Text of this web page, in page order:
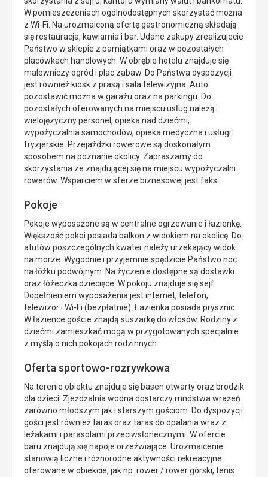
W pomieszczeniach ogólnodostępnych skorzystać można
z Wi-Fi. Na urozmaiconą ofertę gastronomiczną składają
się restauracja, kawiarnia i bar. Udane zakupy zrealizujecie
Państwo w sklepie z pamiątkami oraz w pozostałych
placówkach handlowych. W obrębie hotelu znajduje się
malowniczy ogród i plac zabaw. Do Państwa dyspozycji
jest również kiosk z prasą i sala telewizyjna. Auto
pozostawić można w garażu oraz na parkingu. Do
pozostałych oferowanych na miejscu usług należą:
wielojęzyczny personel, opieka nad dziećmi,
wypożyczalnia samochodów, opieka medyczna i usługi
fryzjerskie. Przejażdżki rowerowe są doskonałym
sposobem na poznanie okolicy. Zapraszamy do
skorzystania ze znajdującej się na miejscu wypożyczalni
rowerów. Wsparciem w sferze biznesowej jest faks.
Pokoje
Pokoje wyposażone są w centralne ogrzewanie i łazienkę.
Większość pokoi posiada balkon z widokiem na okolicę. Do
atutów poszczególnych kwater należy urzekający widok
na morze. Wygodnie i przyjemnie spędzicie Państwo noc
na łóżku podwójnym. Na życzenie dostępne są dostawki
oraz łóżeczka dziecięce. W pokoju znajduje się sejf.
Dopełnieniem wyposażenia jest internet, telefon,
telewizor i Wi-Fi (bezpłatnie). Łazienka posiada prysznic.
W łazience goście znajdą suszarkę do włosów. Rodziny z
dziećmi zamieszkać mogą w przygotowanych specjalnie
z myślą o nich pokojach rodzinnych.
Oferta sportowo-rozrywkowa
Na terenie obiektu znajduje się basen otwarty oraz brodzik
dla dzieci. Zjeżdżalnia wodna dostarczy mnóstwa wrażeń
zarówno młodszym jak i starszym gościom. Do dyspozycji
gości jest również taras oraz taras do opalania wraz z
leżakami i parasolami przeciwsłonecznymi. W ofercie
baru znajdują się napoje orzeźwiające. Urozmaicenie
stanowią liczne i różnorodne aktywności rekreacyjne
oferowane w obiekcie, jak np. rower / rower górski, tenis